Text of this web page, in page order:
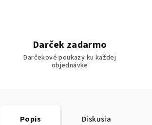
Darček zadarmo
Darčekové poukazy ku každej
objednávke
Popis Diskusia